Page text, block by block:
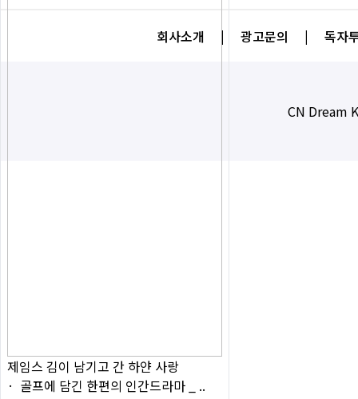
제임스 김이 남기고 간 하얀 사랑
골프에 담긴 한편의 인간드라마 _ ..
회사소개 | 광고문의 | 독자
CN Dream